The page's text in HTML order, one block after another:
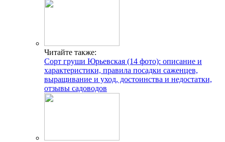
Читайте также:
Сорт груши Юрьевская (14 фото): описание и
характеристики, правила посадки саженцев,
выращивание и уход, достоинства и недостатки,
отзывы садоводов